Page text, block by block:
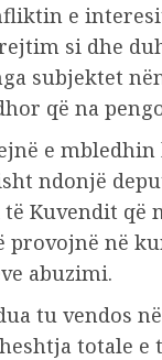
e
si dhe
subjektet
që na
e
ndonjë
Kuvendit që
provojnë në
abuzimi.
tu vendos
totale